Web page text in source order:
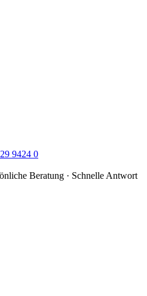
9424 0
Beratung · Schnelle Antwort